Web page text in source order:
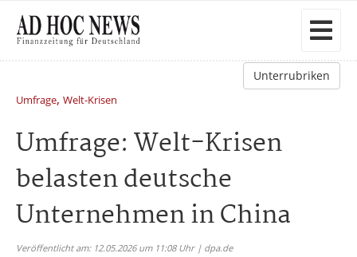
Unterrubriken
Umfrage, Welt-Krisen
Umfrage: Welt-Krisen
belasten deutsche
Unternehmen in China
Veröffentlicht am: 12.05.2026 um 11:08 Uhr | dpa.de